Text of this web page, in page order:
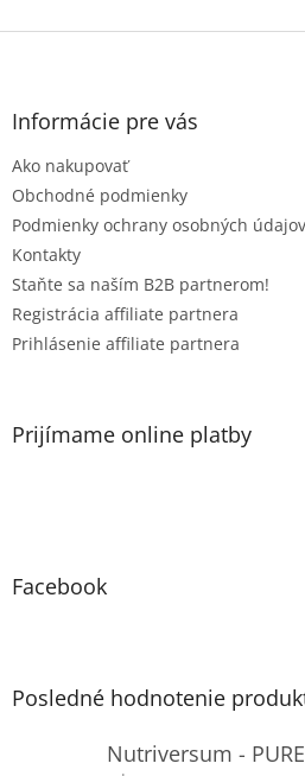
Z
Informácie pre vás
Ako nakupovať
Obchodné podmienky
Podmienky ochrany osobných údajov
Kontakty
Staňte sa naším B2B partnerom!
Registrácia affiliate partnera
Prihlásenie affiliate partnera
Prijímame online platby
Facebook
Posledné hodnotenie
Nutriversum -